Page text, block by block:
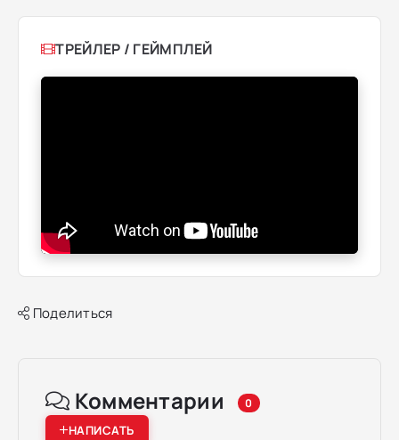
ТРЕЙЛЕР / ГЕЙМПЛЕЙ
Поделиться
Комментарии 0
НАПИСАТЬ